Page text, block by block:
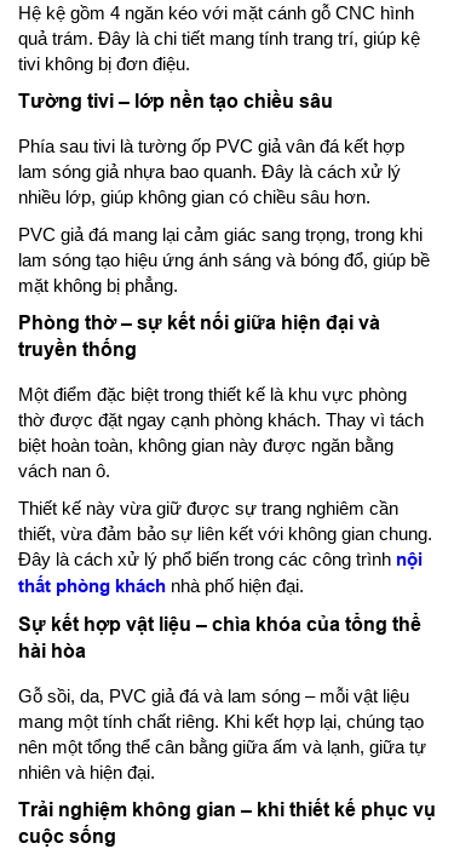
Hệ kệ gồm 4 ngăn kéo với mặt cánh gỗ CNC hình
quả trám. Đây là chi tiết mang tính trang trí, giúp kệ
tivi không bị đơn điệu.
Tường tivi – lớp nền tạo chiều sâu
Phía sau tivi là tường ốp PVC giả vân đá kết hợp
lam sóng giả nhựa bao quanh. Đây là cách xử lý
nhiều lớp, giúp không gian có chiều sâu hơn.
PVC giả đá mang lại cảm giác sang trọng, trong khi
lam sóng tạo hiệu ứng ánh sáng và bóng đổ, giúp bề
mặt không bị phẳng.
Phòng thờ – sự kết nối giữa hiện đại và
truyền thống
Một điểm đặc biệt trong thiết kế là khu vực phòng
thờ được đặt ngay cạnh phòng khách. Thay vì tách
biệt hoàn toàn, không gian này được ngăn bằng
vách nan ô.
Thiết kế này vừa giữ được sự trang nghiêm cần
thiết, vừa đảm bảo sự liên kết với không gian chung.
Đây là cách xử lý phổ biến trong các công trình nội
thất phòng khách nhà phố hiện đại.
Sự kết hợp vật liệu – chìa khóa của tổng thể
hài hòa
Gỗ sồi, da, PVC giả đá và lam sóng – mỗi vật liệu
mang một tính chất riêng. Khi kết hợp lại, chúng tạo
nên một tổng thể cân bằng giữa ấm và lạnh, giữa tự
nhiên và hiện đại.
Trải nghiệm không gian – khi thiết kế phục vụ
cuộc sống